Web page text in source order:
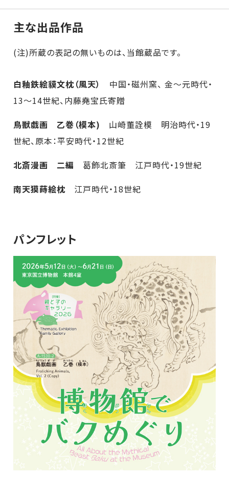
主な出品作品
(注)所蔵の表記の無いものは、当館蔵品です。
白釉鉄絵貘文枕（風天）
中国・磁州窯、 金～元時代・
13～14世紀、内藤堯宝氏寄贈
鳥獣戯画 乙巻（模本) 山崎董詮模 明治時代・19
世紀、原本：平安時代・12世紀
北斎漫画 二編 葛飾北斎筆 江戸時代・19世紀
南天獏蒔絵枕 江戸時代・18世紀
パンフレット